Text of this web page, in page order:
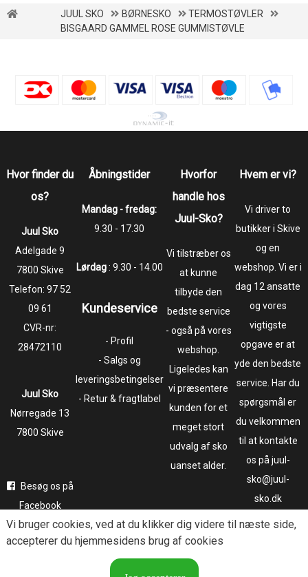
JUUL SKO BØRNESKO
TERMOSTØVLER
BISGAARD GAMMEL ROSE GUMMISTØVLE
Hvor finder du
os?
Juul Sko
​​​​​​​Adelgade 9
7800 Skive
Telefon:97 52
09 61
CVR-nr:
28472110
Juul Sko
​​​​​​​Nørregade 13
7800 Skive
Besøg os på
Facebook
Følg os på
Åbningstider
Mandag - fredag:
9.30 - 17.30
Lørdag: 9.30 - 14.00
Kundeservice
- Profil
- Salgs og
leveringsbetingelser
- Retur & fragtlabel
Hvorfor
handle hos
Juul-Sko?
Vi tilstræber os
at kunne
tilbyde den
bedste service
- også på vores
webshop.
Ligeledes kan
vi præsentere
kunden for et
meget stort
udvalg af sko
uanset alder.
Hvem er vi?
Vi driver to
butikker i Skive
og en
webshop. Vi er i
dag 12 ansatte
og vores
vigtigste
opgave er at
yde den bedste
service. Har du
spørgsmål er
du velkommen
til at kontakte
os på juul-
sko@juul-
sko.dk
Vi bruger cookies, ved at du klikker dig videre til næste side,
accepterer du hjemmesidens brug af cookies